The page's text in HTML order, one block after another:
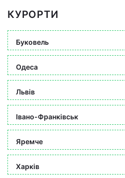
КУРОРТИ
Буковель
Одеса
Львів
Івано-Франківськ
Яремче
Харків